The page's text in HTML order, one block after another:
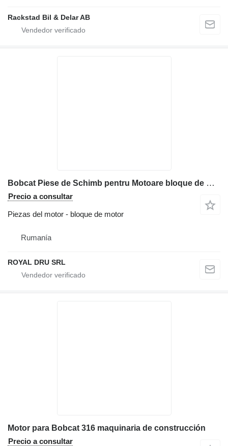
Rackstad Bil & Delar AB
Bobcat Piese de Schimb pentru Motoare bloque de motor para maquinaria de construcción
Precio a consultar
Piezas del motor - bloque de motor
Rumanía
ROYAL DRU SRL
Motor para Bobcat 316 maquinaria de construcción
Precio a consultar